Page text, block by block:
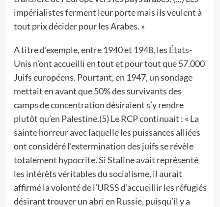
impérialistes ferment leur porte mais ils veulent à
tout prix décider pour les Arabes. »
A titre d’exemple, entre 1940 et 1948, les États-
Unis n’ont accueilli en tout et pour tout que 57.000
Juifs européens. Pourtant, en 1947, un sondage
mettait en avant que 50% des survivants des
camps de concentration désiraient s’y rendre
plutôt qu’en Palestine.(5) Le RCP continuait : « La
sainte horreur avec laquelle les puissances alliées
ont considéré l’extermination des juifs se révèle
totalement hypocrite. Si Staline avait représenté
les intérêts véritables du socialisme, il aurait
affirmé la volonté de l’URSS d’accueillir les réfugiés
désirant trouver un abri en Russie, puisqu’il y a